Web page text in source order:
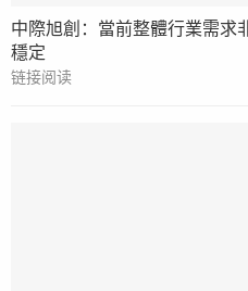
中際旭創：當前整體行業需求
穩定
链接阅读